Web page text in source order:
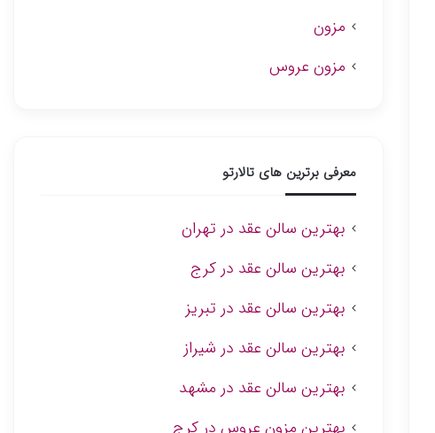
مزون
مزون عروس
معرفی برترین های تالارتو
بهترین سالن عقد در تهران
بهترین سالن عقد در کرج
بهترین سالن عقد در تبریز
بهترین سالن عقد در شیراز
بهترین سالن عقد در مشهد
بهترین مزون عروس در کرج